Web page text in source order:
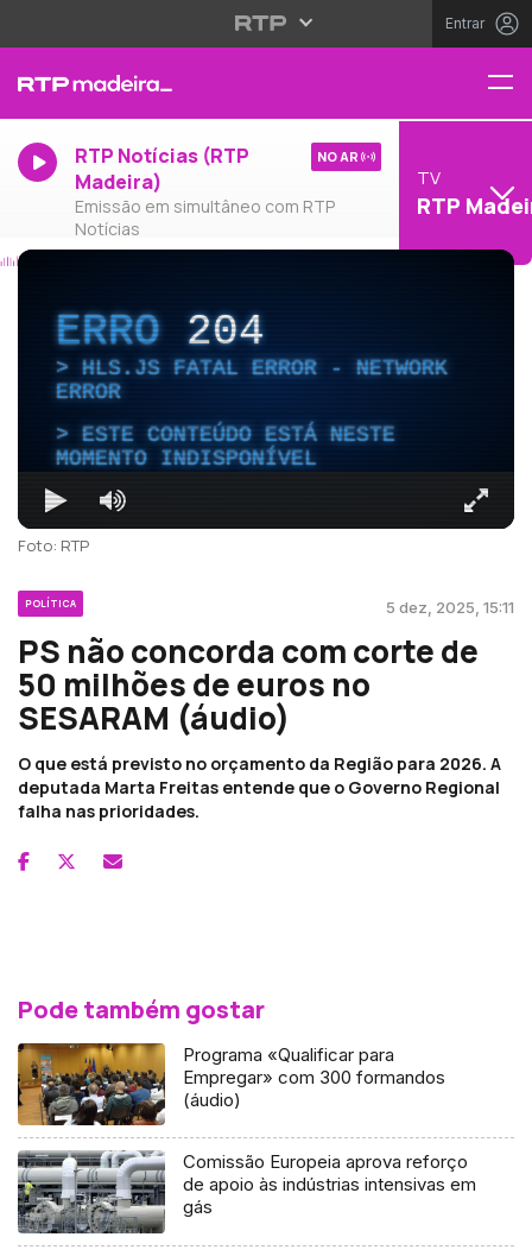
Entrar
RTP Notícias (RTP
Madeira)
Emissão em simultâneo com RTP
Notícias
NO AR
TV
RTP
ERRO204
HLS.JS FATAL ERROR - NETWORK
ERROR
ESTE CONTEÚDO ESTÁ NESTE
MOMENTO INDISPONÍVEL
Foto: RTP
POLÍTICA 5 dez, 2025, 15:11
PS não concorda com corte de
50 milhões de euros no
SESARAM (áudio)
O que está previsto no orçamento da Região para 2026. A
deputada Marta Freitas entende que o Governo Regional
falha nas prioridades.
Pode também gostar
Programa «Qualificar para
Empregar» com 300 formandos
(áudio)
Comissão Europeia aprova reforço
de apoio às indústrias intensivas em
gás